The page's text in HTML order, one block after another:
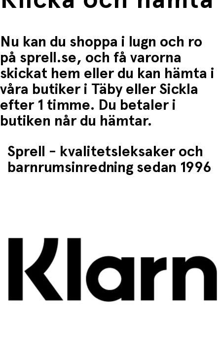
Nu kan du shoppa i lugn och ro
på sprell.se, och få varorna
skickat hem eller du kan hämta i
våra butiker i Täby eller Sickla
efter 1 timme. Du betaler i
butiken når du hämtar.
Sprell - kvalitetsleksaker och
barnrumsinredning sedan 1996